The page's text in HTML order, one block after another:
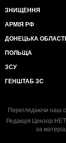
ЗНИЩЕННЯ
АРМІЯ РФ
ДОНЕЦЬКА
ПОЛЬЩА
ЗСУ
ГЕНШТАБ ЗС
Переглядаючи наш
Редакція Цензор.НЕТ
за